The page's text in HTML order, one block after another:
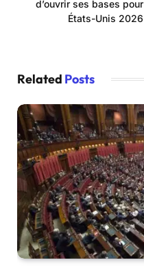
d’ouvrir ses bases pour
États-Unis 2026
Related Posts